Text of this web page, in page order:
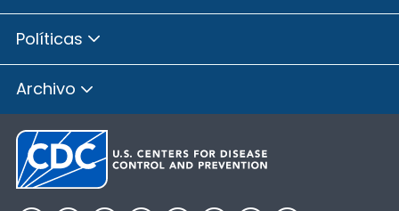
Políticas
Archivo